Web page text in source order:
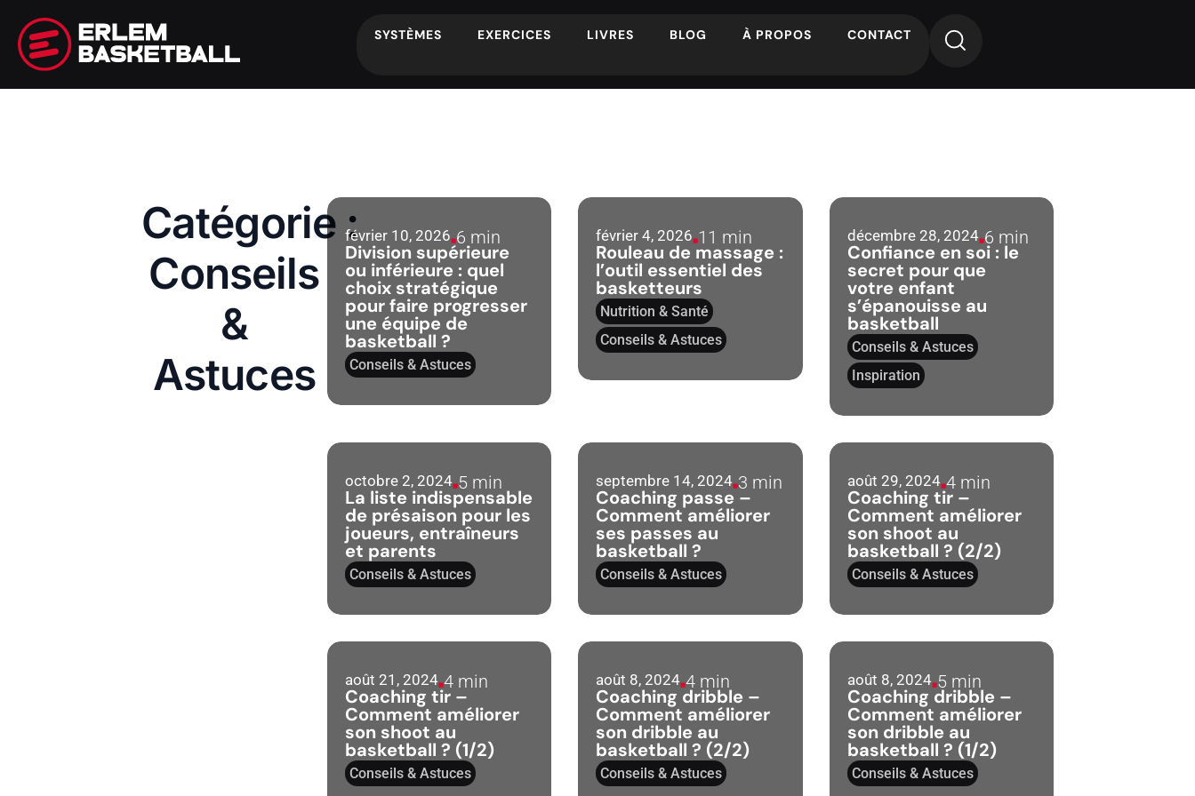
SYSTÈMES EXERCICES LIVRES BLOG À PROPOS CONTACT
Catégorie :
Conseils
&
Astuces
février 10, 2026 6 min
Division supérieure
ou inférieure : quel
choix stratégique
pour faire progresser
une équipe de
basketball ?
Conseils & Astuces
février 4, 2026 11 min
Rouleau de massage :
l’outil essentiel des
basketteurs
Nutrition & Santé
Conseils & Astuces
décembre 28, 2024 6 min
Confiance en soi : le
secret pour que
votre enfant
s’épanouisse au
basketball
Conseils & Astuces
Inspiration
octobre 2, 2024 5 min
La liste indispensable
de présaison pour les
joueurs, entraîneurs
et parents
Conseils & Astuces
septembre 14, 2024 3 min
Coaching passe –
Comment améliorer
ses passes au
basketball ?
Conseils & Astuces
août 29, 2024 4 min
Coaching tir –
Comment améliorer
son shoot au
basketball ? (2/2)
Conseils & Astuces
août 21, 2024 4 min
Coaching tir –
Comment améliorer
son shoot au
basketball ? (1/2)
Conseils & Astuces
août 8, 2024 4 min
Coaching dribble –
Comment améliorer
son dribble au
basketball ? (2/2)
Conseils & Astuces
août 8, 2024 5 min
Coaching dribble –
Comment améliorer
son dribble au
basketball ? (1/2)
Conseils & Astuces